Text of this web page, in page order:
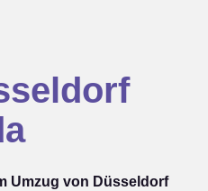
Umzug von Düsseldorf